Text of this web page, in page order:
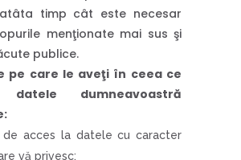
timp cât este necesar
menţionate mai sus şi
publice.
pe care le aveţi în ceea ce
datele dumneavoastră
de acces la datele cu caracter
vă privesc;